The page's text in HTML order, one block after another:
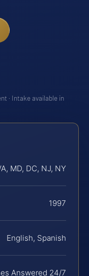
· Intake available in
MD, DC, NJ, NY
1997
English, Spanish
Answered 24/7